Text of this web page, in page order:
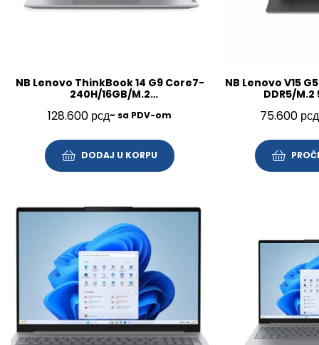
NB Lenovo ThinkBook 14 G9 Core7-
240H/16GB/M.2
128.600 рсд~ sa PDV-om
DODAJ U KORPU
NB Lenovo V15
DDR5/M.2
75.600 рсд